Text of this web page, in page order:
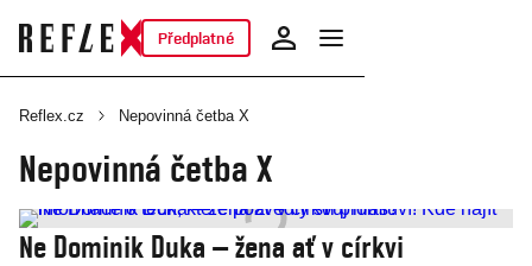
Předplatné
Reflex.cz Nepovinná četba X
Nepovinná četba X
Ne Dominik Duka – žena ať v církvi